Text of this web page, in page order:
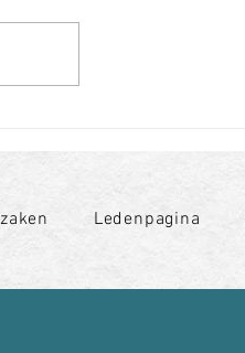
Ledenpagina